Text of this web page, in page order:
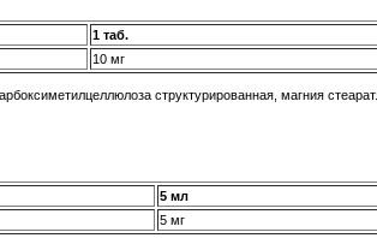
1 таб.
10 мг
структурированная, магния стеарат.
5 мл
5 мг